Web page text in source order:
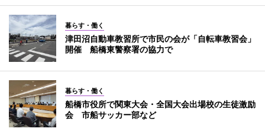
暮らす・働く
津田沼自動車教習所で市民の会が「自転車教習会」
開催 船橋東警察署の協力で
暮らす・働く
船橋市役所で関東大会・全国大会出場校の生徒激励
会 市船サッカー部など